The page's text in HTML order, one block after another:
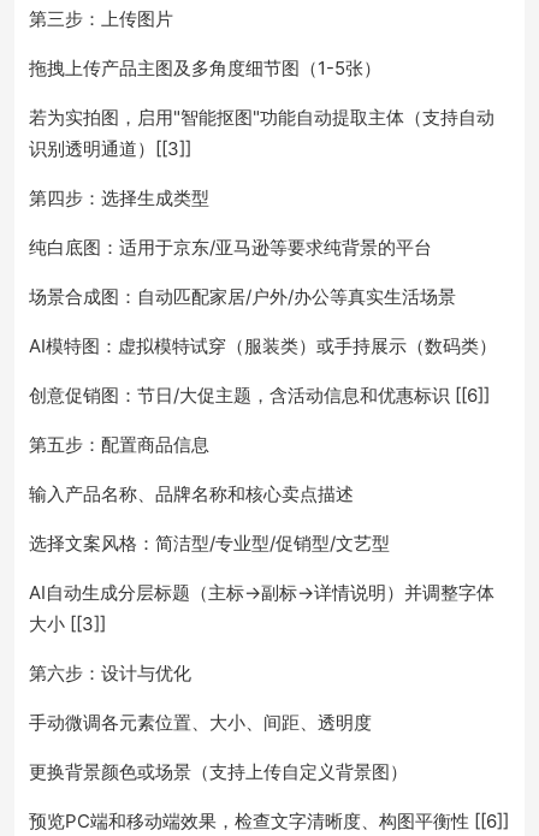
第三步：上传图片
拖拽上传产品主图及多角度细节图（1-5张）
若为实拍图，启用"智能抠图"功能自动提取主体（支持自动
识别透明通道）[[3]]
第四步：选择生成类型
纯白底图：适用于京东/亚马逊等要求纯背景的平台
场景合成图：自动匹配家居/户外/办公等真实生活场景
AI模特图：虚拟模特试穿（服装类）或手持展示（数码类）
创意促销图：节日/大促主题，含活动信息和优惠标识 [[6]]
第五步：配置商品信息
输入产品名称、品牌名称和核心卖点描述
选择文案风格：简洁型/专业型/促销型/文艺型
AI自动生成分层标题（主标→副标→详情说明）并调整字体
大小 [[3]]
第六步：设计与优化
手动微调各元素位置、大小、间距、透明度
更换背景颜色或场景（支持上传自定义背景图）
预览PC端和移动端效果，检查文字清晰度、构图平衡性 [[6]]